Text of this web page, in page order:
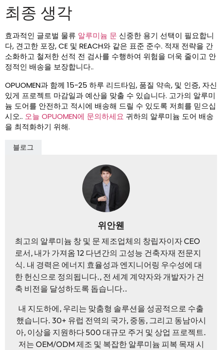
최종 생각
효과적인 글로벌 물류 알루미늄 문 신중한 용기 선택이 필요합니
다, 견고한 포장, CE 및 REACH와 같은 표준 준수. 적재 전략을 간
소화하고 철저한 선적 전 검사를 수행하여 위험을 더욱 줄이고 안
정적인 배송을 보장합니다..
OPUOMEN과 함께 15-25 하루 리드타임, 품질 약속, 및 인증, 자신
있게 프로젝트 마감일과 예산을 맞출 수 있습니다. 고가의 알루미
늄 도어를 안전하고 적시에 배송해 드릴 수 있도록 저희를 믿으십
시오.. 오늘 OPUOMEN에 문의하세요 귀하의 알루미늄 도어 배송
을 최적화하기 위해.
블로그
위안웬
최고의 알루미늄 창 및 문 제조업체의 창립자이자 CEO
로서, 내가 가져옴 12 다년간의 고성능 건축자재 전문지
식. 내 경력은 에너지 효율성과 엔지니어링 우수성에 대
한 헌신으로 정의됩니다., 전 세계 계약자와 개발자가 건
축 비전을 달성하도록 돕습니다..
내 지도하에, 우리는 맞춤형 솔루션을 성공적으로 수출
했습니다. 30+ 유럽 ​​전역의 국가, 중동, 그리고 동남아시
아, 이상을 지원하다 500 대규모 주거 및 상업 프로젝트.
저는 OEM/ODM 제조 및 복잡한 알루미늄 피복 목재 시